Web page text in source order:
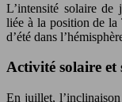
L’intensité solaire de
liée à la position de la
d’été dans
Activité solaire et
En juillet,